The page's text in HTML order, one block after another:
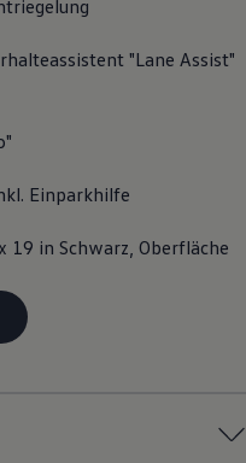
finden
und Shop
Karten und Radio
"Lane Assist"
Einparkhilfe
19 in Schwarz, Oberfläche